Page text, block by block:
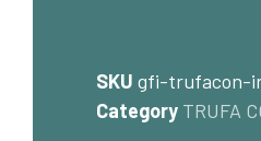
SKUgfi-trufacon-
Category TRUFA